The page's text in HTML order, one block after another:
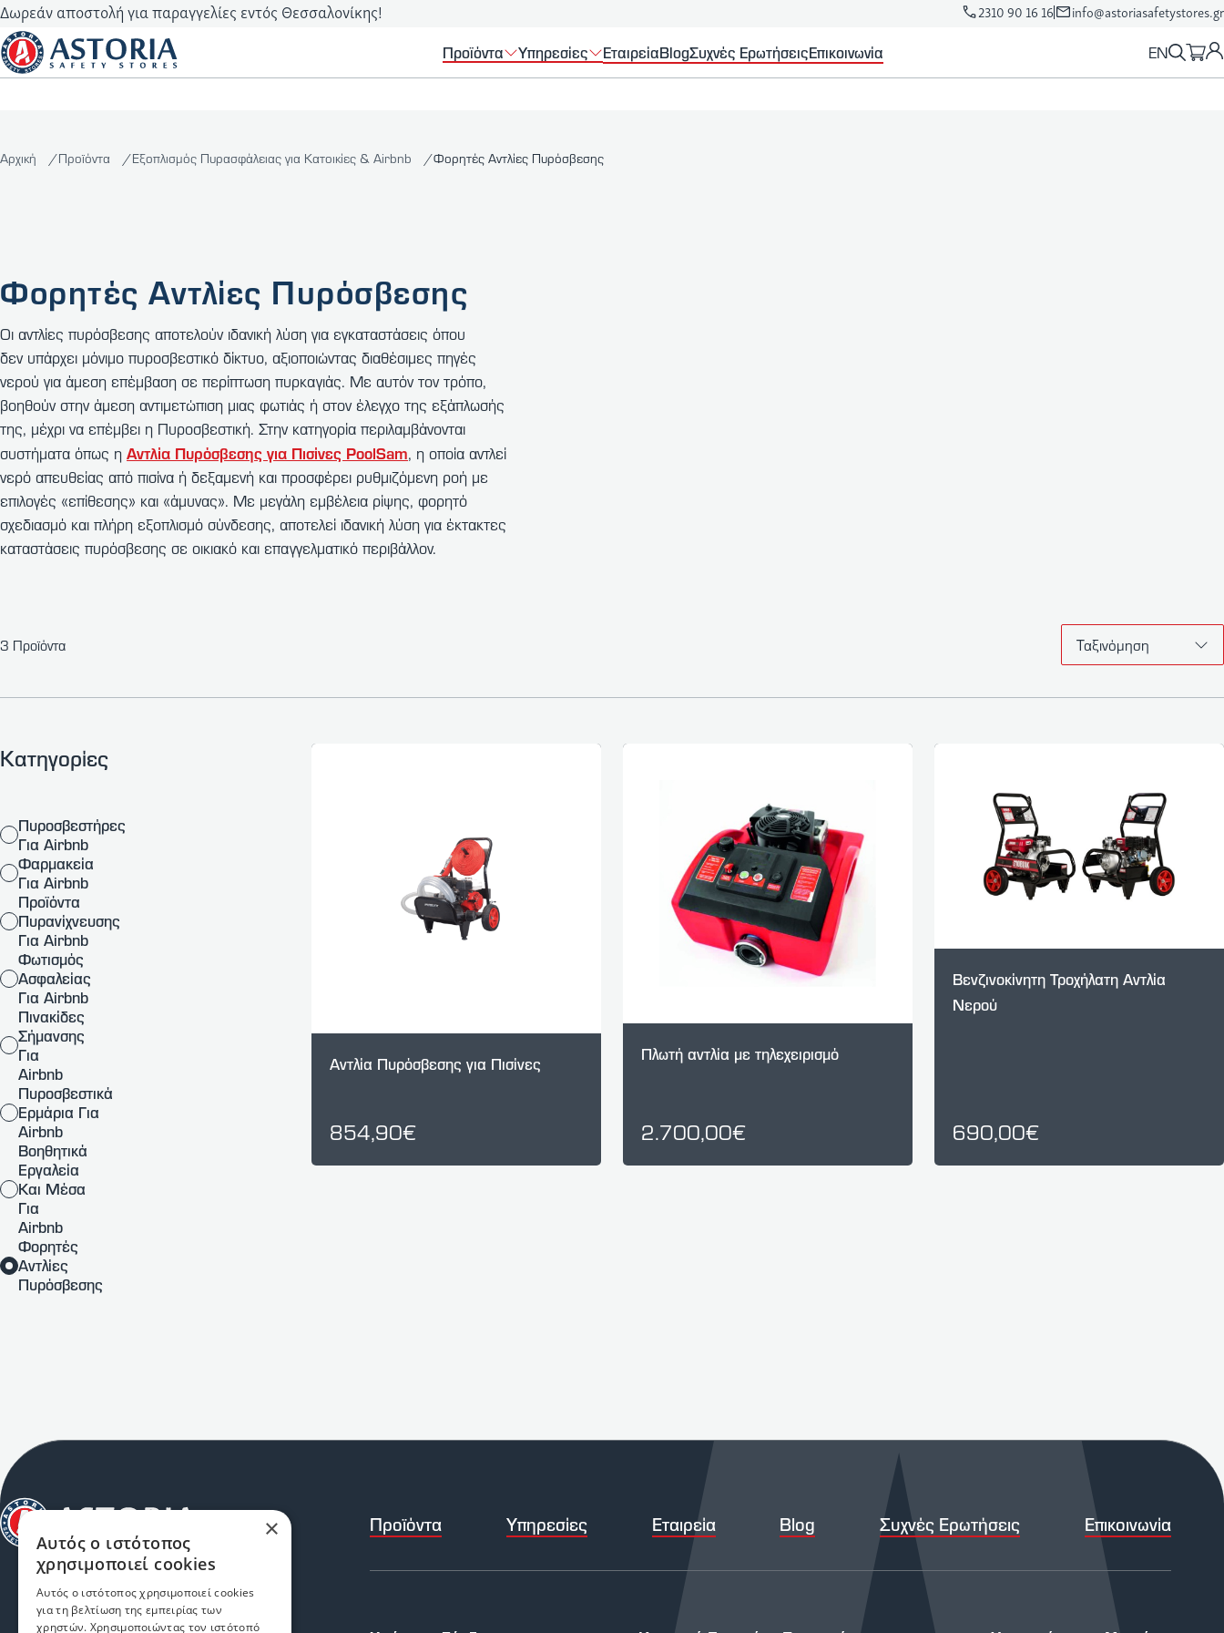
Δωρεάν αποστολή για παραγγελίες εντός Θεσσαλονίκης! 2310 90 16 16 info@astoriasafetystores.gr
Προϊόντα Υπηρεσίες ΕταιρείαBlogΣυχνές ΕρωτήσειςΕπικοινωνία EN
Αρχική Προϊόντα Εξοπλισμός Πυρασφάλειας για Κατοικίες & Airbnb Φορητές Αντλίες Πυρόσβεσης
Φορητές Αντλίες Πυρόσβεσης
Οι αντλίες πυρόσβεσης αποτελούν ιδανική λύση για εγκαταστάσεις όπου
δεν υπάρχει μόνιμο πυροσβεστικό δίκτυο, αξιοποιώντας διαθέσιμες πηγές
νερού για άμεση επέμβαση σε περίπτωση πυρκαγιάς. Με αυτόν τον τρόπο,
βοηθούν στην άμεση αντιμετώπιση μιας φωτιάς ή στον έλεγχο της εξάπλωσής
της, μέχρι να επέμβει η Πυροσβεστική. Στην κατηγορία περιλαμβάνονται
συστήματα όπως η Αντλία Πυρόσβεσης για Πισίνες PoolSam, η οποία αντλεί
νερό απευθείας από πισίνα ή δεξαμενή και προσφέρει ρυθμιζόμενη ροή με
επιλογές «επίθεσης» και «άμυνας». Με μεγάλη εμβέλεια ρίψης, φορητό
σχεδιασμό και πλήρη εξοπλισμό σύνδεσης, αποτελεί ιδανική λύση για έκτακτες
καταστάσεις πυρόσβεσης σε οικιακό και επαγγελματικό περιβάλλον.
3 Προϊόντα Ταξινόμηση
Κατηγορίες
Πυροσβεστήρες
Για Airbnb
Φαρμακεία
Για Airbnb
Προϊόντα
Πυρανίχνευσης
Για Airbnb
Φωτισμός
Ασφαλείας
Για Airbnb
Πινακίδες
Σήμανσης
Για
Airbnb
Πυροσβεστικά
Ερμάρια Για
Airbnb
Βοηθητικά
Εργαλεία
Και Μέσα
Για
Airbnb
Φορητές
Αντλίες
Πυρόσβεσης
Αντλία Πυρόσβεσης για Πισίνες
854,90€
Πλωτή αντλία με τηλεχειρισμό
2.700,00€
Βενζινοκίνητη Τροχήλατη Αντλία
Νερού
690,00€
Προϊόντα Υπηρεσίες Εταιρεία Blog Συχνές Ερωτήσεις Επικοινωνία
×
Αυτός ο ιστότοπος
χρησιμοποιεί cookies
Αυτός ο ιστότοπος χρησιμοποιεί cookies
για τη βελτίωση της εμπειρίας των
χρηστών. Χρησιμοποιώντας τον ιστότοπό